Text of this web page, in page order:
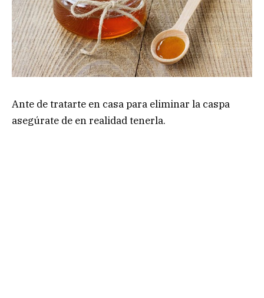
Ante de tratarte en casa para eliminar la caspa
asegúrate de en realidad tenerla.